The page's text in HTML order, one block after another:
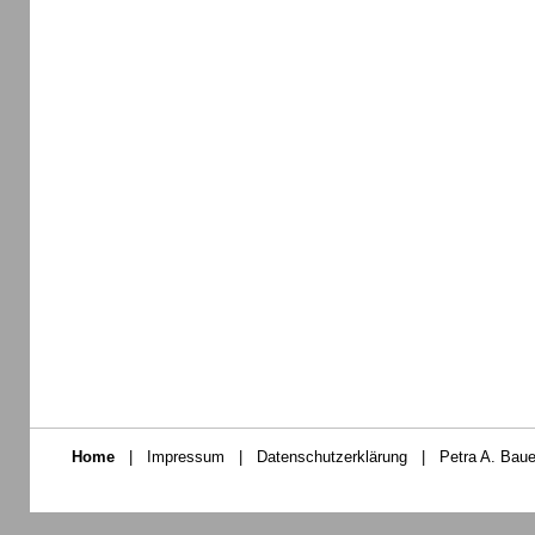
Home | Impressum | Datenschutzerklärung | Petra A.